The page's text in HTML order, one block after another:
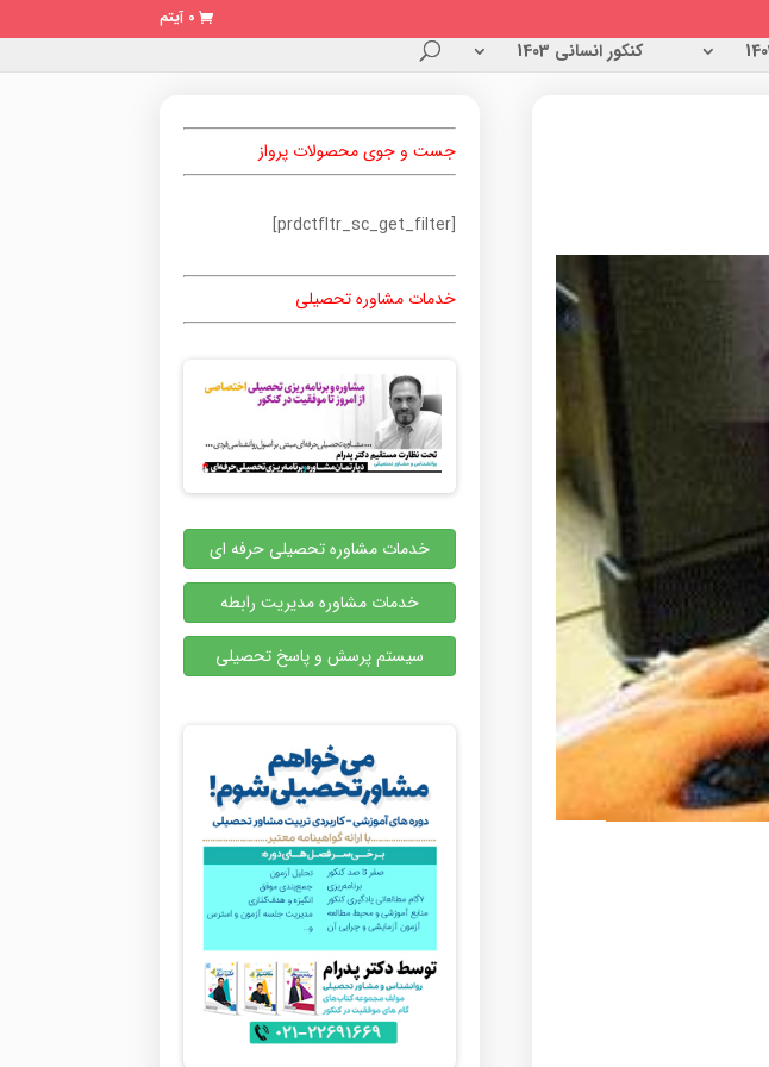
0 آیتم
کنکور انسانی 1403
جست و جوی محصولات پرواز
[prdctfltr_sc_get_filter]
خدمات مشاوره تحصیلی
خدمات مشاوره تحصیلی حرفه ای
خدمات مشاوره مدیریت رابطه
سیستم پرسش و پاسخ تحصیلی